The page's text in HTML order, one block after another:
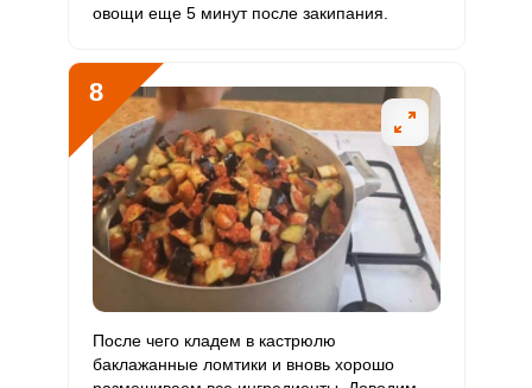
овощи еще 5 минут после закипания.
8
После чего кладем в кастрюлю
баклажанные ломтики и вновь хорошо